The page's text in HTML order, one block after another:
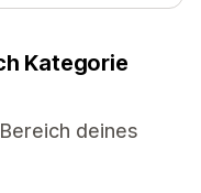
Kategorie
deines